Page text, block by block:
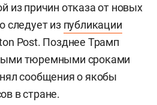
из причин отказа от новых
следует из публикации
Post. Позднее Трамп
тюремными сроками
сообщения о якобы
в стране.